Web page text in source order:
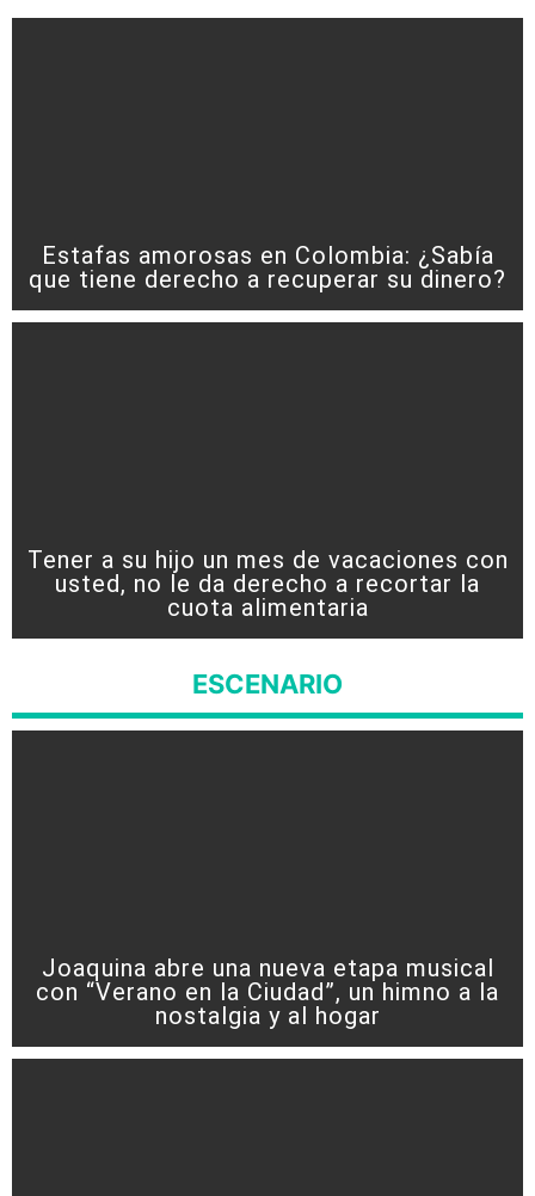
Estafas amorosas en Colombia: ¿Sabía
que tiene derecho a recuperar su dinero?
Tener a su hijo un mes de vacaciones con
usted, no le da derecho a recortar la
cuota alimentaria
ESCENARIO
Joaquina abre una nueva etapa musical
con “Verano en la Ciudad”, un himno a la
nostalgia y al hogar